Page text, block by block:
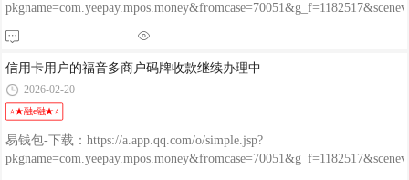
POS：http://oss.flmyzf.com/yzf/html/regist/index.html?phone=%E4%
信用卡用户的福音多商户码牌收款继续办理中
2026-02-20
⭐★融e融★⭐
易钱包-下载：https://a.app.qq.com/o/simple.jsp?